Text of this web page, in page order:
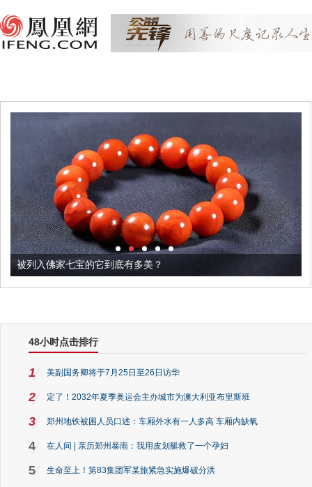
被列入佛家七宝的它到底有多美？
48小时点击排行
1 美副国务卿将于7月25日至26日访华
2 定了！2032年夏季奥运会主办城市为澳大利亚布里斯班
3 郑州地铁被困人员口述：车厢外水有一人多高 车厢内缺氧
4 在人间 | 亲历郑州暴雨：我用皮划艇救了一个孕妇
5 生命至上！第83集团军某旅紧急实施爆破分洪